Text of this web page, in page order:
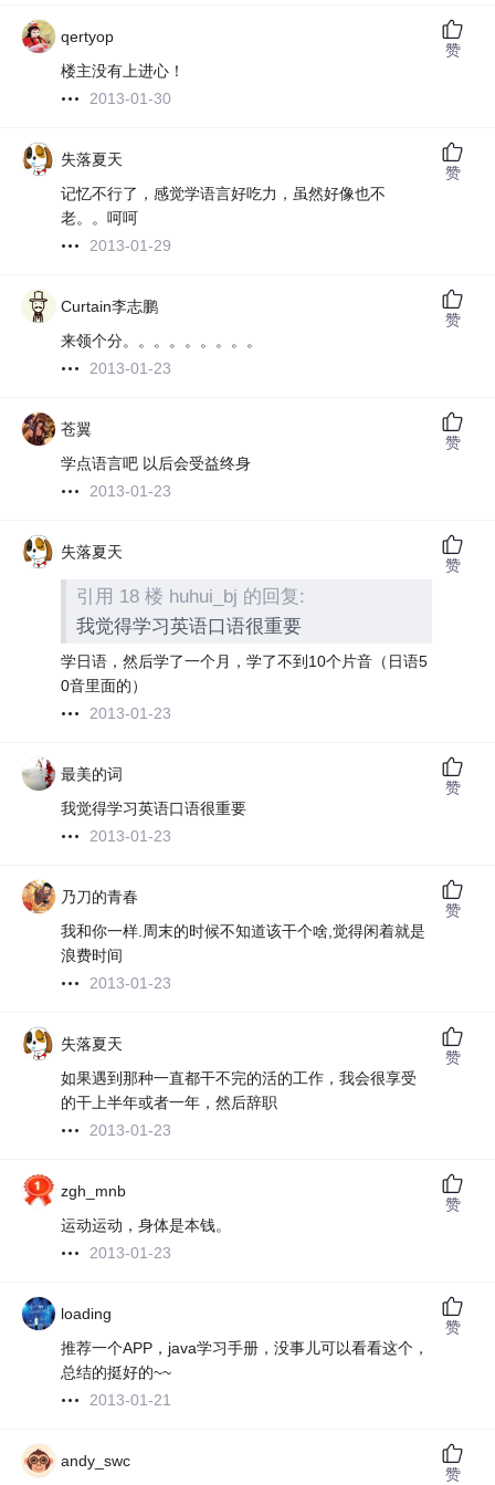
qertyop
楼主没有上进心！
2013-01-30
赞
失落夏天
记忆不行了，感觉学语言好吃力，虽然好像也不
老。。呵呵
2013-01-29
赞
Curtain李志鹏
来领个分。。。。。。。。。
2013-01-23
赞
苍翼
学点语言吧 以后会受益终身
2013-01-23
赞
失落夏天
引用 18 楼 huhui_bj 的回复:
我觉得学习英语口语很重要
学日语，然后学了一个月，学了不到10个片音（日语5
0音里面的）
2013-01-23
赞
最美的词
我觉得学习英语口语很重要
2013-01-23
赞
乃刀的青春
我和你一样.周末的时候不知道该干个啥,觉得闲着就是
浪费时间
2013-01-23
赞
失落夏天
如果遇到那种一直都干不完的活的工作，我会很享受
的干上半年或者一年，然后辞职
2013-01-23
赞
zgh_mnb
运动运动，身体是本钱。
2013-01-23
赞
loading
推荐一个APP，java学习手册，没事儿可以看看这个，
总结的挺好的~~
2013-01-21
赞
andy_swc
赞